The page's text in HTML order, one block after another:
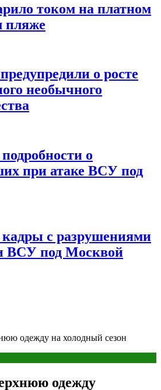
током на платном
пляже
о росте
необычного
о
при атаке ВСУ под
с разрушениями
ВСУ под Москвой
одежду на холодный сезон
одежду